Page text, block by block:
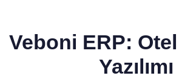
Veboni ERP:
Yazılımı